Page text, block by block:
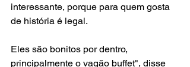
interessante, porque para quem gosta
de história é legal.
Eles são bonitos por dentro,
principalmente o vagão buffet", disse